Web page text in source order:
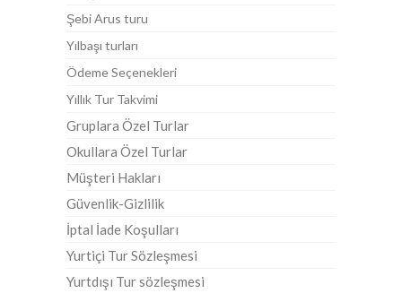
Şebi Arus turu
Yılbaşı turları
Ödeme Seçenekleri
Yıllık Tur Takvimi
Gruplara Özel Turlar
Okullara Özel Turlar
Müşteri Hakları
Güvenlik-Gizlilik
İptal İade Koşulları
Yurtiçi Tur Sözleşmesi
Yurtdışı Tur sözleşmesi